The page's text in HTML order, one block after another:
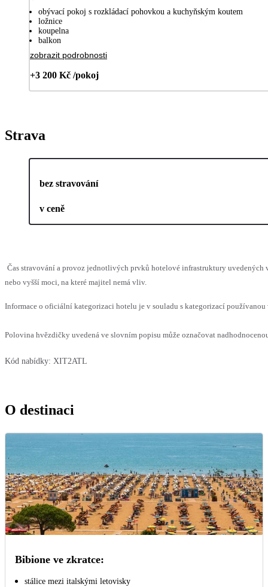
obývací pokoj s rozkládací pohovkou a kuchyňským koutem
ložnice
koupelna
balkon
zobrazit podrobnosti
+3 200 Kč /pokoj
Strava
bez stravování
v ceně
Čas stravování a provoz jednotlivých prvků hotelové infrastruktury uvedených
nebo vyšší moci, na které majitel nemá vliv.
Informace o oficiální kategorizaci hotelu je v souladu s kategorizací
Polovina hvězdičky uvedená ve slovním popisu může označovat
Kód nabídky: XIT2ATL
O destinaci
Bibione ve zkratce:
stálice mezi italskými letovisky